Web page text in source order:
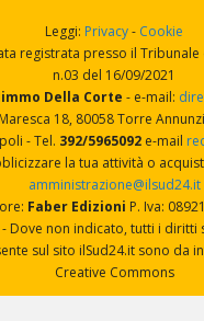
Leggi: Privacy- Cookie
registrata presso il
n.03 del 16/09/2021
Della Corte - e-mail:
18, 80058 Torre
- Tel. 392/5965092 e-mail
la tua attività o
amministrazione@ilsud24.it
Faber Edizioni P. Iva:
Dove non indicato, tutti i diritti
sul sito ilSud24.it sono da
Creative Commons